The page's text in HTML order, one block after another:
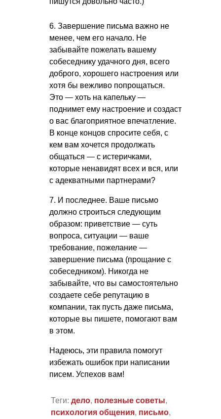
6. Завершение письма важно не
менее, чем его начало. Не
забывайте пожелать вашему
собеседнику удачного дня, всего
доброго, хорошего настроения или
хотя бы вежливо попрощаться.
Это — хоть на капельку —
поднимет ему настроение и создаст
о вас благоприятное впечатление.
В конце концов спросите себя, с
кем вам хочется продолжать
общаться — с истеричками,
которые ненавидят всех и вся, или
с адекватными партнерами?
7. И последнее. Ваше письмо
должно строиться следующим
образом: приветствие — суть
вопроса, ситуации — ваше
требование, пожелание —
завершение письма (прощание с
собеседником). Никогда не
забывайте, что вы самостоятельно
создаете себе репутацию в
компании, так пусть даже письма,
которые вы пишете, помогают вам
в этом.
Надеюсь, эти правила помогут
избежать ошибок при написании
писем. Успехов вам!
Теги: дело, полезные советы,
психология общения, письмо,